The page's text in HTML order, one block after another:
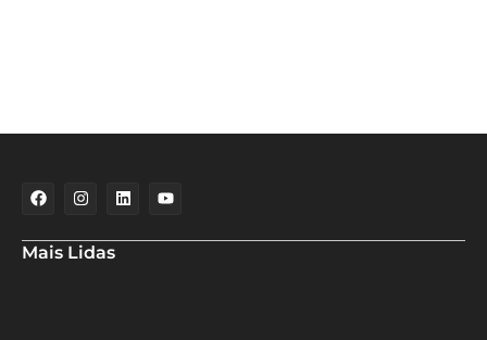
Mais Lidas